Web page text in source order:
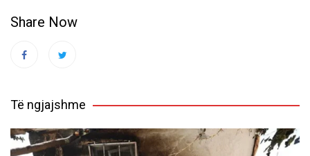
Share Now
Të ngjajshme